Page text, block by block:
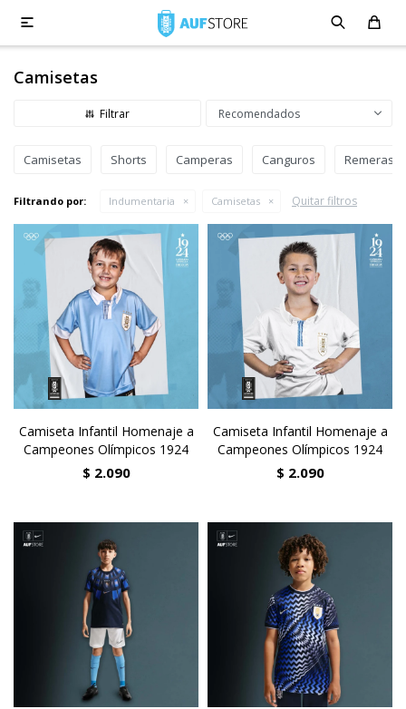

Camisetas
Recomendados
Camisetas Shorts Camperas Canguros Remeras
Filtrando por: Indumentaria Camisetas Quitar filtros
Camiseta Infantil Homenaje a
Campeones Olímpicos 1924
$ 2.090
Camiseta Infantil Homenaje a
Campeones Olímpicos 1924
$ 2.090